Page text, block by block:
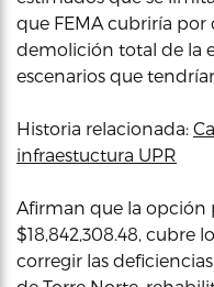
que FEMA cubriría
demolición total de la
escenarios que
Historia relacionada:
infraestuctura UPR
Afirman que la opción
$18,842,308.48, cubre
corregir las